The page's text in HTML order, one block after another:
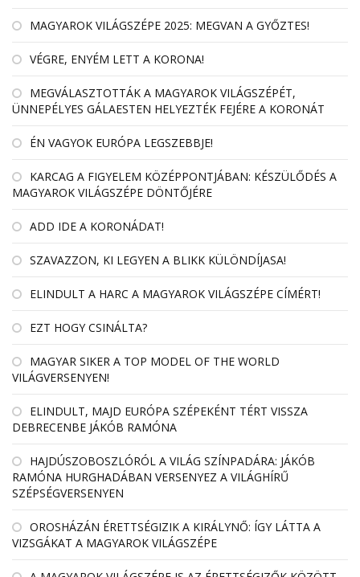
MAGYAROK VILÁGSZÉPE 2025: MEGVAN A GYŐZTES!
VÉGRE, ENYÉM LETT A KORONA!
MEGVÁLASZTOTTÁK A MAGYAROK VILÁGSZÉPÉT,
ÜNNEPÉLYES GÁLAESTEN HELYEZTÉK FEJÉRE A KORONÁT
ÉN VAGYOK EURÓPA LEGSZEBBJE!
KARCAG A FIGYELEM KÖZÉPPONTJÁBAN: KÉSZÜLŐDÉS A
MAGYAROK VILÁGSZÉPE DÖNTŐJÉRE
ADD IDE A KORONÁDAT!
SZAVAZZON, KI LEGYEN A BLIKK KÜLÖNDÍJASA!
ELINDULT A HARC A MAGYAROK VILÁGSZÉPE CÍMÉRT!
EZT HOGY CSINÁLTA?
MAGYAR SIKER A TOP MODEL OF THE WORLD
VILÁGVERSENYEN!
ELINDULT, MAJD EURÓPA SZÉPEKÉNT TÉRT VISSZA
DEBRECENBE JÁKÓB RAMÓNA
HAJDÚSZOBOSZLÓRÓL A VILÁG SZÍNPADÁRA: JÁKÓB
RAMÓNA HURGHADÁBAN VERSENYEZ A VILÁGHÍRŰ
SZÉPSÉGVERSENYEN
OROSHÁZÁN ÉRETTSÉGIZIK A KIRÁLYNŐ: ÍGY LÁTTA A
VIZSGÁKAT A MAGYAROK VILÁGSZÉPE